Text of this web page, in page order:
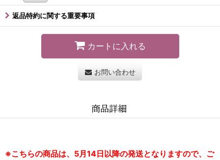
返品特約に関する重要事項
カートに入れる
お問い合わせ
商品詳細
※こちらの商品は、5月14日以降の発送となりますので、ご